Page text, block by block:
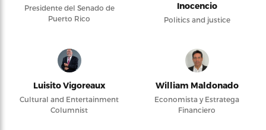
Presidente del Senado de
Puerto Rico
Inocencio
Politics and justice
Luisito Vigoreaux
Cultural and Entertainment
Columnist
William Maldonado
Economista y Estratega
Financiero